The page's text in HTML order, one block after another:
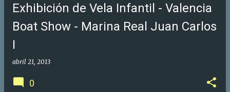
Exhibición de Vela Infantil - Valencia
Boat Show - Marina Real Juan Carlos
I
abril 21, 2013
0